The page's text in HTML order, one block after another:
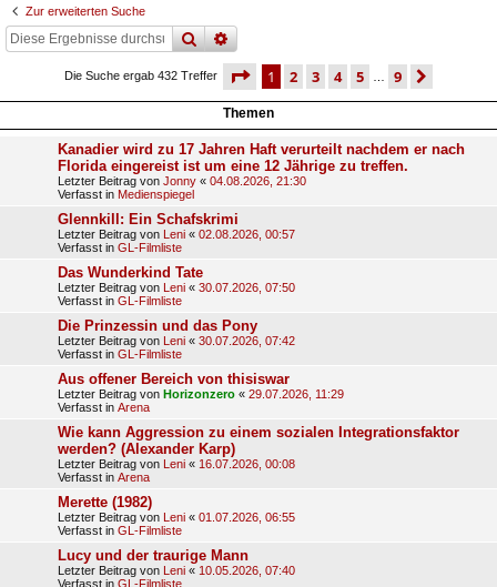
Zur erweiterten Suche
sucheerweiterte
Die Suche ergab 432 Treffer seite 1 von 9
1 2 3 4 5 9
Themen
Kanadier wird zu 17 Jahren Haft verurteilt nachdem er nach
Florida eingereist ist um eine 12 Jährige zu treffen.
Letzter Beitrag von Jonny « 04.08.2026, 21:30
Verfasst in Medienspiegel
Glennkill: Ein Schafskrimi
Letzter Beitrag von Leni « 02.08.2026, 00:57
Verfasst in GL-Filmliste
Das Wunderkind Tate
Letzter Beitrag von Leni « 30.07.2026, 07:50
Verfasst in GL-Filmliste
Die Prinzessin und das Pony
Letzter Beitrag von Leni « 30.07.2026, 07:42
Verfasst in GL-Filmliste
Aus offener Bereich von thisiswar
Letzter Beitrag von Horizonzero « 29.07.2026, 11:29
Verfasst in Arena
Wie kann Aggression zu einem sozialen Integrationsfaktor
werden? (Alexander Karp)
Letzter Beitrag von Leni « 16.07.2026, 00:08
Verfasst in Arena
Merette (1982)
Letzter Beitrag von Leni « 01.07.2026, 06:55
Verfasst in GL-Filmliste
Lucy und der traurige Mann
Letzter Beitrag von Leni « 10.05.2026, 07:40
Verfasst in GL-Filmliste